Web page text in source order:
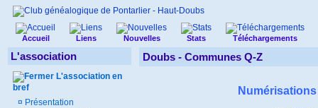
Accueil Liens Nouvelles Stats Téléchargements
L'association
L'association en
bref
¤ Présentation
Doubs - Communes Q-Z